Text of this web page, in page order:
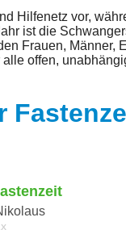
Hilfenetz vor,
ist die
Frauen, Männer,
offen,